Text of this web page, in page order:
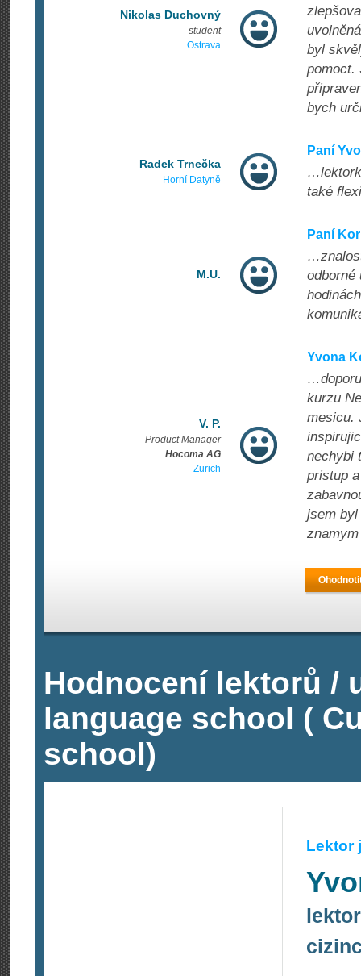
Nikolas Duchovný
student
Ostrava
byl
pomoct.
bych
Radek Trnečka
Horní Datyně
Paní
také
M.U.
Paní
odborné
V. P.
Product Manager
Hocoma AG
Zurich
Yvona
kurzu
mesicu.
nechybi
pristup
jsem byl
Hodnocení lektorů /
language school (
school)
Lektor